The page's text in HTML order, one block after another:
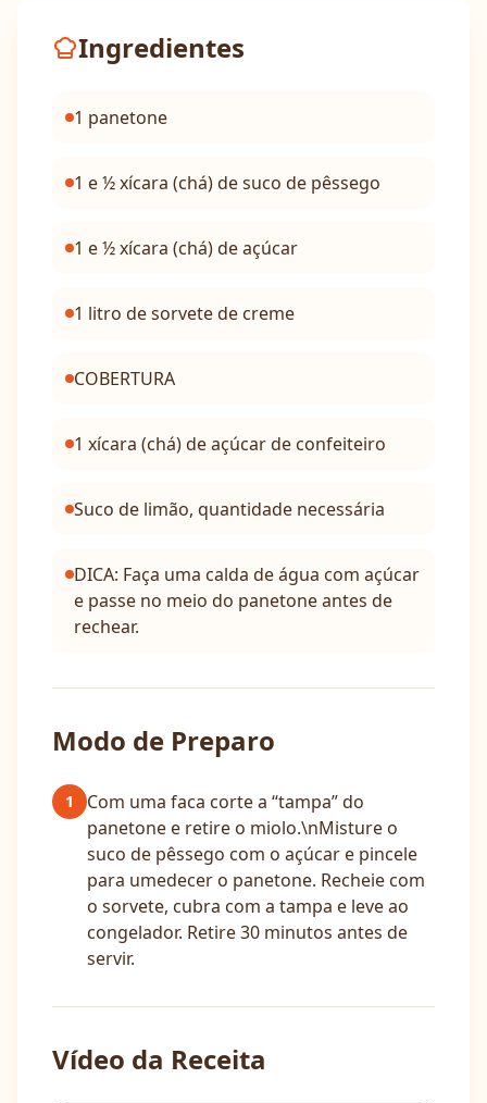
Ingredientes
1 panetone
1 e ½ xícara (chá) de suco de pêssego
1 e ½ xícara (chá) de açúcar
1 litro de sorvete de creme
COBERTURA
1 xícara (chá) de açúcar de confeiteiro
Suco de limão, quantidade necessária
DICA: Faça uma calda de água com açúcar
e passe no meio do panetone antes de
rechear.
Modo de Preparo
1
Com uma faca corte a “tampa” do
panetone e retire o miolo.\nMisture o
suco de pêssego com o açúcar e pincele
para umedecer o panetone. Recheie com
o sorvete, cubra com a tampa e leve ao
congelador. Retire 30 minutos antes de
servir.
Vídeo da Receita